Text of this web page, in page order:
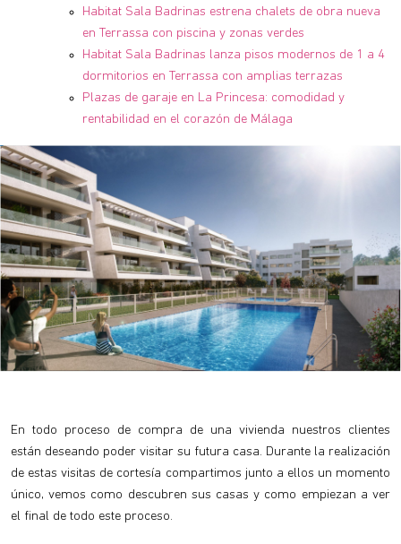
Habitat Sala Badrinas estrena chalets de obra nueva
en Terrassa con piscina y zonas verdes
Habitat Sala Badrinas lanza pisos modernos de 1 a 4
dormitorios en Terrassa con amplias terrazas
Plazas de garaje en La Princesa: comodidad y
rentabilidad en el corazón de Málaga
En todo proceso de compra de una vivienda nuestros clientes
están deseando poder visitar su futura casa. Durante la realización
de estas visitas de cortesía compartimos junto a ellos un momento
único, vemos como descubren sus casas y como empiezan a ver
el final de todo este proceso.